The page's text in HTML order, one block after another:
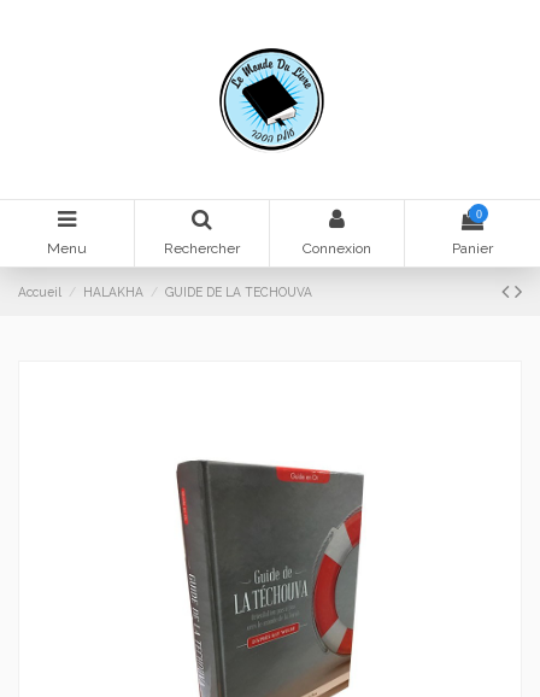
Menu Rechercher Connexion
0
Panier
Accueil HALAKHA GUIDE DE LA TECHOUVA